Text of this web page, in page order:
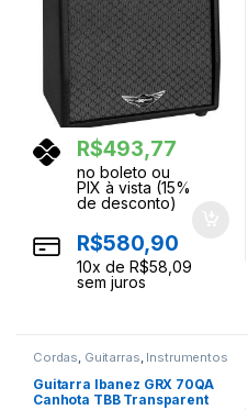
R$493,77
no boleto ou
PIX à vista (15%
de desconto)
R$580,90
10x de R$58,09
sem juros
Cordas, Guitarras, Instrumentos
Guitarra Ibanez GRX 70QA
Canhota TBB Transparent